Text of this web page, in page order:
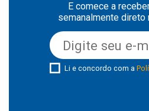
E comece a
semanalmente direto
Li e concordo com a